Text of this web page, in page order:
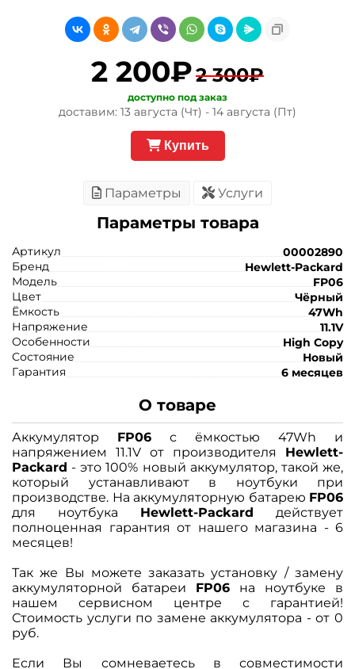
2 200₽2 300₽
доступно под заказ
доставим: 13 августа (Чт) - 14 августа (Пт)
Купить
Параметры Услуги
Параметры товара
Артикул
00002890
Бренд
Hewlett-Packard
Модель
FP06
Цвет
Чёрный
Ёмкость
47Wh
Напряжение
11.1V
Особенности
High Copy
Состояние
Новый
Гарантия
6 месяцев
О товаре
Аккумулятор FP06 с ёмкостью 47Wh и
напряжением 11.1V от производителя Hewlett-
Packard - это 100% новый аккумулятор, такой же,
который устанавливают в ноутбуки при
производстве. На аккумуляторную батарею FP06
для ноутбука Hewlett-Packard действует
полноценная гарантия от нашего магазина - 6
месяцев!
Так же Вы можете заказать установку / замену
аккумуляторной батареи FP06 на ноутбуке в
нашем сервисном центре с гарантией!
Стоимость услуги по замене аккумулятора - от 0
руб.
Если Вы сомневаетесь в совместимости